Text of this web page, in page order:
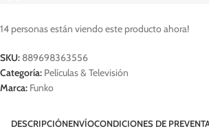
14 personas están viendo este producto ahora!
SKU: 889698363556
Categoría: Películas & Televisión
Marca: Funko
DESCRIPCIÓNENVÍOCONDICIONES DE